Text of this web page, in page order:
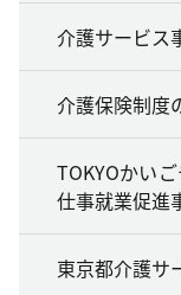
介護サービス
介護保険制度
TOKYOかい
仕事就業促進
東京都介護サ